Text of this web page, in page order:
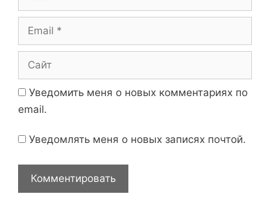
я
a
й Уведомить меня о новых комментариях по
email.
Уведомлять меня о новых записях почтой.